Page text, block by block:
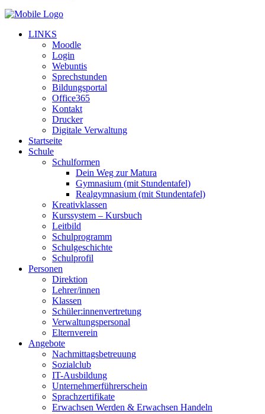
LINKS
Moodle
Login
Webuntis
Sprechstunden
Bildungsportal
Office365
Kontakt
Drucker
Digitale Verwaltung
Startseite
Schule
Schulformen
Dein Weg zur Matura
Gymnasium (mit Stundentafel)
Realgymnasium (mit Stundentafel)
Kreativklassen
Kurssystem – Kursbuch
Leitbild
Schulprogramm
Schulgeschichte
Schulprofil
Personen
Direktion
Lehrer/innen
Klassen
Schüler:innenvertretung
Verwaltungspersonal
Elternverein
Angebote
Nachmittagsbetreuung
Sozialclub
IT-Ausbildung
Unternehmerführerschein
Sprachzertifikate
Erwachsen Werden & Erwachsen Handeln